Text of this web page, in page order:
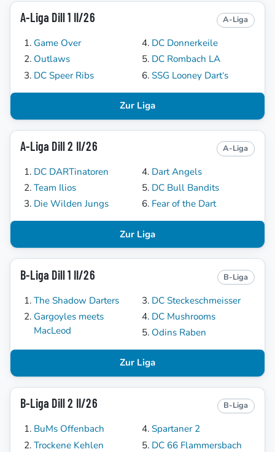
A-Liga Dill 1 II/26 A-Liga
Game Over
Outlaws
DC Speer Ribs
DC Donnerkeile
DC Rombach LA
SSG Looney Dart‘s
Zur Liga
A-Liga Dill 2 II/26 A-Liga
DC DARTinatoren
Team Ilios
Die Wilden Jungs
Dart Angels
DC Bull Bandits
Fear of the Dart
Zur Liga
B-Liga Dill 1 II/26 B-Liga
The Shadow Darters
Gargoyles meets
MacLeod
DC Steckeschmeisser
DC Mushrooms
Odins Raben
Zur Liga
B-Liga Dill 2 II/26 B-Liga
BuMs Offenbach
Trockene Kehlen
Spartaner 2
DC 66 Flammersbach